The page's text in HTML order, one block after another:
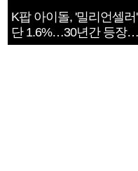
K팝 아이돌, '밀리언셀러'
단 1.6%…30년간 등장
1182개팀 전수조사